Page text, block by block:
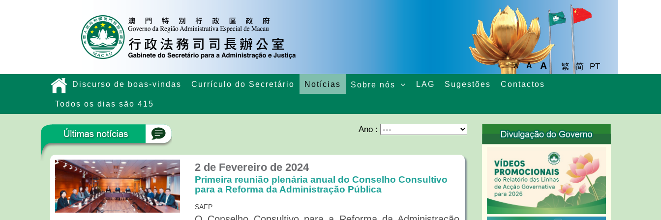
A A A 繁 简 PT
Discurso de boas-vindas Currículo do Secretário Notícias Sobre nós LAG Sugestões Contactos
Todos os dias são 415
Ano :
2 de Fevereiro de 2024
Primeira reunião plenária anual do Conselho Consultivo
para a Reforma da Administração Pública
SAFP